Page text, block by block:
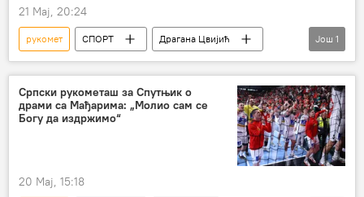
21 Мај, 20:24
рукомет СПОРТ
Драгана Цвијић
Остали спортови
Још 1
Српски рукометаш за Спутњик о
драми са Мађарима: „Молио сам се
Богу да издржимо“
20 Мај, 15:18